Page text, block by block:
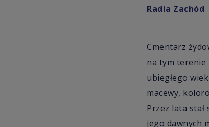
Radia Zachód
Cmentarz
na tym terenie
ubiegłego
macewy,
Przez lata
jego dawnych